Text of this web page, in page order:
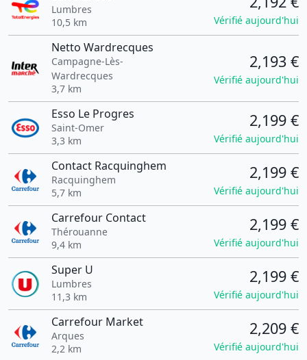
Lumbres
10,5 km
Vérifié aujourd'hui
Netto Wardrecques
Campagne-Lès-
Wardrecques
3,7 km
2,193 €
Vérifié aujourd'hui
Esso Le Progres
Saint-Omer
3,3 km
2,199 €
Vérifié aujourd'hui
Contact Racquinghem
Racquinghem
5,7 km
2,199 €
Vérifié aujourd'hui
Carrefour Contact
Thérouanne
9,4 km
2,199 €
Vérifié aujourd'hui
Super U
Lumbres
11,3 km
2,199 €
Vérifié aujourd'hui
Carrefour Market
Arques
2,2 km
2,209 €
Vérifié aujourd'hui